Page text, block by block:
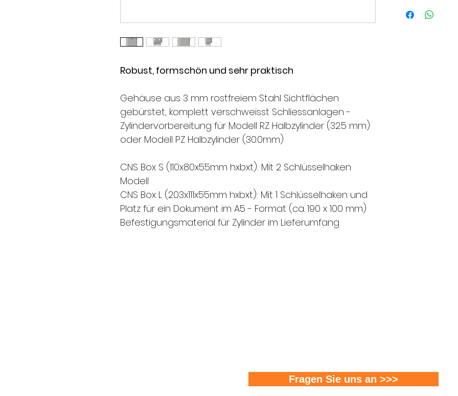
Robust, formschön und sehr praktisch
Gehäuse aus 3 mm rostfreiem Stahl Sichtflächen
gebürstet, komplett verschweisst Schliessanlagen -
Zylindervorbereitung für Modell RZ Halbzylinder (32.5 mm)
oder Modell PZ Halbzylinder (30.0mm)
CNS Box S (110x80x55mm hxbxt): Mit 2 Schlüsselhaken
Modell
CNS Box L (203x111x55mm hxbxt): Mit 1 Schlüsselhaken und
Platz für ein Dokument im A5- Format (ca. 190 x 100 mm)
Befestigungsmaterial für Zylinder im Lieferumfang
Fragen Sie uns an >>>